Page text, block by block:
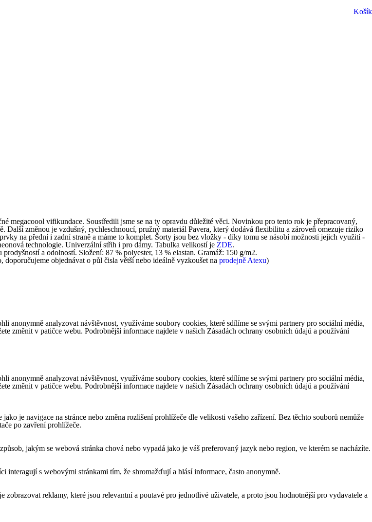
Košík
megacoool vifikundace. Soustředili jsme se na ty opravdu důležité věci. Novinkou pro tento rok je přepracovaný,
změnou je vzdušný, rychleschnoucí, pružný materiál Pavera, který dodává flexibilitu a zároveň omezuje riziko
na přední i zadní straně a máme to komplet. Šorty jsou bez vložky - díky tomu se násobí možnosti jejich využití -
technologie. Univerzální střih i pro dámy. Tabulka velikostí je ZDE.
a odolností. Složení: 87 % polyester, 13 % elastan. Gramáž: 150 g/m2.
objednávat o půl čisla větší nebo ideálně vyzkoušet na prodejně Atexu)
anonymně analyzovat návštěvnost, využíváme soubory cookies, které sdílíme se svými partnery pro sociální média,
změnit v patičce webu. Podrobnější informace najdete v našich Zásadách ochrany osobních údajů a používání
anonymně analyzovat návštěvnost, využíváme soubory cookies, které sdílíme se svými partnery pro sociální média,
změnit v patičce webu. Podrobnější informace najdete v našich Zásadách ochrany osobních údajů a používání
je navigace na stránce nebo změna rozlišení prohlížeče dle velikosti vašeho zařízení. Bez těchto souborů nemůže
po zavření prohlížeče.
jakým se webová stránka chová nebo vypadá jako je váš preferovaný jazyk nebo region, ve kterém se nacházíte.
s webovými stránkami tím, že shromažďují a hlásí informace, často anonymně.
reklamy, které jsou relevantní a poutavé pro jednotlivé uživatele, a proto jsou hodnotnější pro vydavatele a